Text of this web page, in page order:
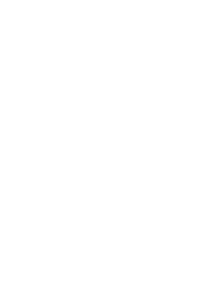
là địa chỉ thay IC